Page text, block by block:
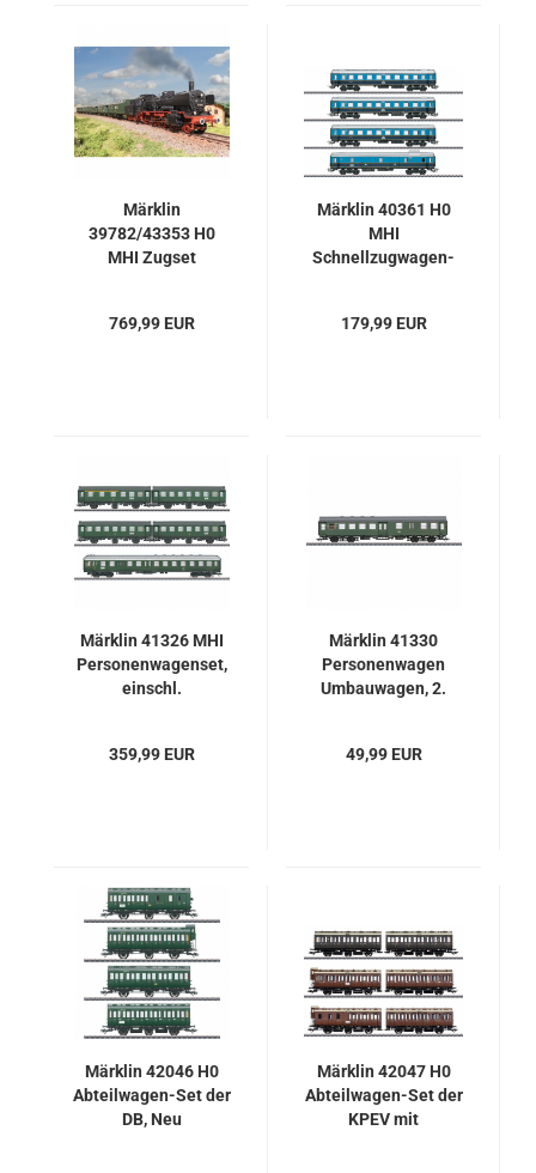
Märklin
39782/43353 H0
MHI Zugset
43353, Neu
769,99 EUR
Märklin 40361 H0
MHI
Schnellzugwagen-
Tin Plate, Neu
179,99 EUR
Märklin 41326 MHI
Personenwagenset,
einschl.
DB, Neu
359,99 EUR
Märklin 41330
Personenwagen
Umbauwagen, 2.
BD4yge, DB
49,99 EUR
Märklin 42046 H0
Abteilwagen-Set der
DB, Neu
Märklin 42047 H0
Abteilwagen-Set der
KPEV mit